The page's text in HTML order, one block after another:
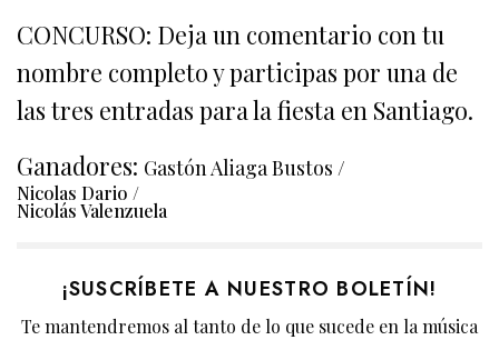
CONCURSO: Deja un comentario con tu
nombre completo y participas por una de
las tres entradas para la fiesta en Santiago.
Ganadores: Gastón Aliaga Bustos /
Nicolas Dario /
Nicolás Valenzuela
¡SUSCRÍBETE A NUESTRO BOLETÍN!
Te mantendremos al tanto de lo que sucede en la música